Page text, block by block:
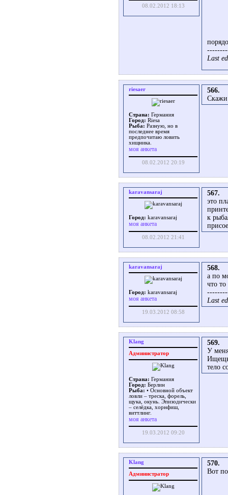
08.02.2012 18:13
Last
riesaer
Страна: Германия
Город: Riesa
Рыба: Разную, но в
последнее время
предпочитаю ловить
хищника.
моя анкета
08.02.2012 20:19
566.
Скажи
karavansaraj
Город: karavansaraj
моя анкета
08.02.2012 21:41
567.
это
к
karavansaraj
Город: karavansaraj
моя анкета
19.03.2012 08:58
568.
а по
что то
Last
Klang
Администратор
Страна: Германия
Город: Берлин
Рыба: • Основной объект
ловли – треска, форель,
щука, окунь. Эпизодически
– селёдка, хорнфиш,
виттлинг.
моя анкета
19.03.2012 09:20
569.
У
Ищещь
тело
Klang
Администратор
570.
Вот